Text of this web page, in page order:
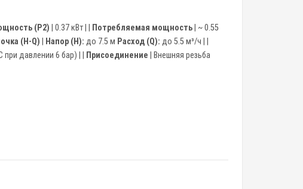
(P2) | 0.37 кВт | | Потребляемая мощность | ~ 0.55
(H-Q) Напор (H): до 7.5 м Расход (Q): до 5.5 м³/ч | |
при давлении 6 бар) | | Присоединение | Внешняя резьба